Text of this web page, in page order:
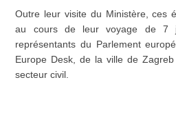
Outre leur visite du Ministère, ces
au cours de leur voyage de 7
représentants du Parlement
Europe Desk, de la ville de
secteur civil.